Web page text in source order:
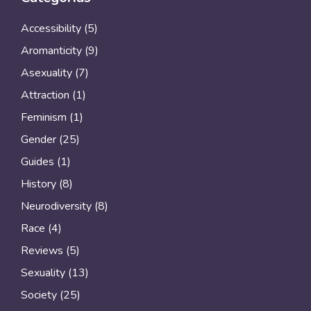
Accessibility (5)
Aromanticity (9)
Asexuality (7)
Attraction (1)
Feminism (1)
Gender (25)
Guides (1)
History (8)
Neurodiversity (8)
Race (4)
Reviews (5)
Sexuality (13)
Society (25)